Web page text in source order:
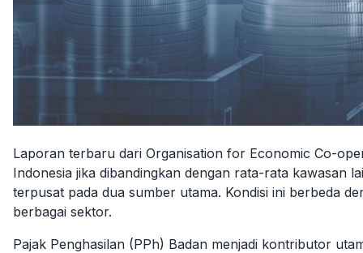
Laporan terbaru dari Organisation for Economic Co-
Indonesia jika dibandingkan dengan rata-rata kawasan
terpusat pada dua sumber utama. Kondisi ini berbeda
berbagai sektor.
Pajak Penghasilan (PPh) Badan menjadi kontributor